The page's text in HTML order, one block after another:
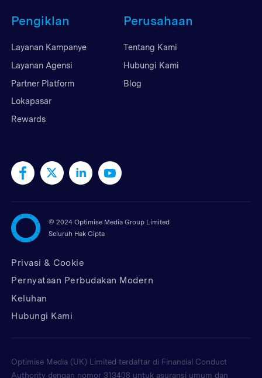
Pengiklan
Layanan Kampanye
Layanan Agensi
Partner Platform
Lokapasar
Rewards
Perusahaan
Tentang Kami
Hubungi Kami
Blog
© 2024 Optimise Media Group Limited
Seluruh Hak Cipta
Privasi & Cookie
Pernyataan Perbudakan Modern
Keluhan
Hubungi Kami
Optimise Media (UK) Limited terdaftar di Financial Conduct
Authority dengan nomor 313408 untuk asuransi umum dan